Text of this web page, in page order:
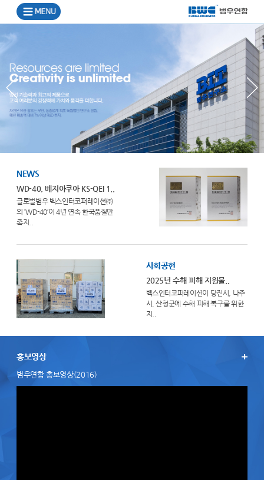
NEWS
WD-40, 베지아쿠아 KS-QEI 1..
글로벌범우 벡스인터코퍼레이션㈜
의 ‘WD-40’이 4년 연속 한국품질만
족지..
사회공헌
2025년 수해 피해 지원물..
벡스인터코퍼레이션이 당진시, 나주
시, 산청군에 수해 피해 복구를 위한
지..
홍보영상
범우연합 홍보영상(2016)